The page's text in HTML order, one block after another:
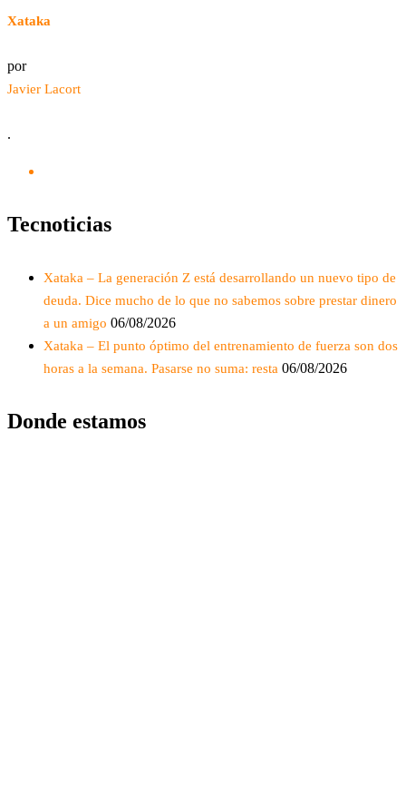
Xataka
por
Javier Lacort
.
Tecnoticias
Xataka – La generación Z está desarrollando un nuevo tipo de
deuda. Dice mucho de lo que no sabemos sobre prestar dinero
a un amigo 06/08/2026
Xataka – El punto óptimo del entrenamiento de fuerza son dos
horas a la semana. Pasarse no suma: resta 06/08/2026
Donde estamos